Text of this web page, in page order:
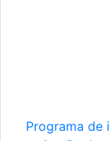
Programa de